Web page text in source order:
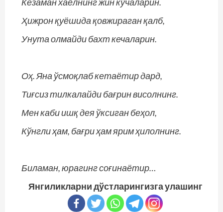
Ҳижрон қуёшида қовжираган қалб,
Унута олмайди бахт кечаларин.
Оҳ. Яна ўсмоқлаб кетаётир дард,
Тиғсиз тилкалайди бағрин висолнинг.
Мен каби ишқ дея ўксиган беҳол,
Кўнгли ҳам, бағри ҳам ярим ҳилолнинг.
Биламан, юрагинг соғинаётир…
Янгиликларни дўстларингизга улашинг